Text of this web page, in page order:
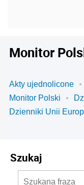
Monitor
Akty ujednolicone
Monitor Polski
Dzienniki Unii
Szukaj